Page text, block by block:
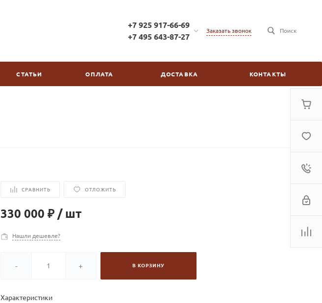
+7 925 917-66-69
+7 495 643-87-27
д.2/30
Заказать звонок Поиск
СТАТЬИ ОПЛАТА ДОСТАВКА КОНТАКТЫ
СРАВНИТЬ ОТЛОЖИТЬ
330 000 ₽ / шт
Нашли дешевле?
- + В КОРЗИНУ
Характеристики